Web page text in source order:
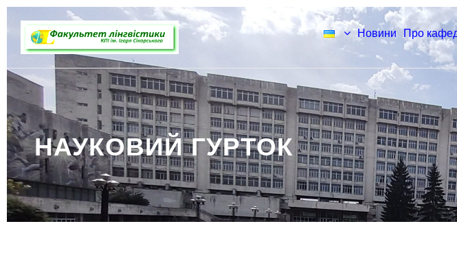
Новини Про
НАУКОВИЙ ГУРТОК